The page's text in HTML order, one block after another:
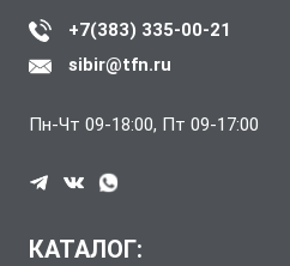
+7(383) 335-00-21
sibir@tfn.ru
Пн-Чт 09-18:00, Пт 09-17:00
КАТАЛОГ: